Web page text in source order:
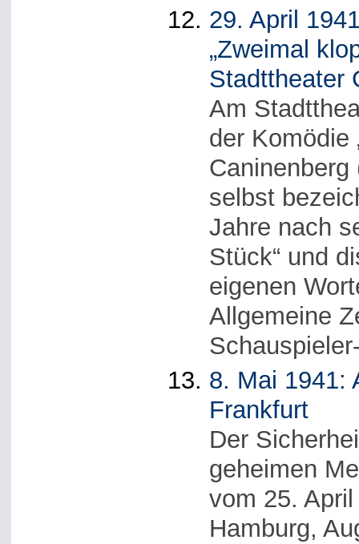
29. April
„Zweimal
Stadttheater
Am
der Komödie
selbst
Jahre nach
Stück“ und
eigenen
Allgemeine
8. Mai 1941:
Frankfurt
Der
geheimen
vom 25.
Hamburg,